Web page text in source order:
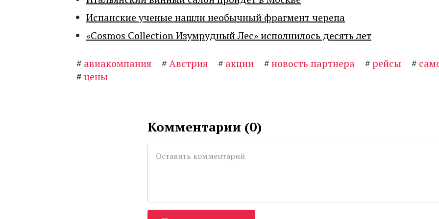
Испанские ученые нашли необычный фрагмент черепа
«Cosmos Collection Изумрудный Лес» исполнилось десять лет
# авиакомпания #Австрия # акции #новость партнера #рейсы #
#цены
Комментарии (0)